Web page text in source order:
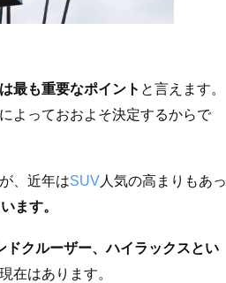
最も重要なポイント と言えます。
よっておおよそ決定するからで
、近年はSUV人気の高まりもあっ
ます。
ドクルーザー、ハイラックスとい
在はあります。